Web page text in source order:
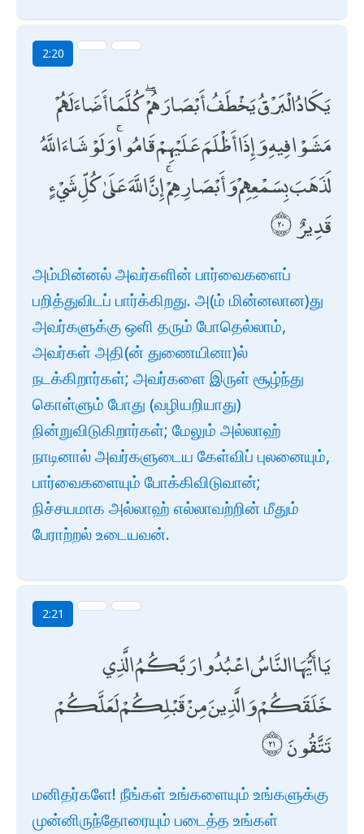
2:20
يَكَادُ الْبَرْقُ يَخْطَفُ أَبْصَارَهُمْ ۖ كُلَّمَا أَضَاءَ لَهُمْ
مَشَوْا فِيهِ وَإِذَا أَظْلَمَ عَلَيْهِمْ قَامُوا ۚ وَلَوْ شَاءَ اللَّهُ
لَذَهَبَ بِسَمْعِهِمْ وَأَبْصَارِهِمْ ۚ إِنَّ اللَّهَ عَلَىٰ كُلِّ شَيْءٍ
قَدِيرٌ
அம்மின்னல் அவர்களின் பார்வைகளைப்
பறித்துவிடப் பார்க்கிறது. அ(ம் மின்னலான)து
அவர்களுக்கு ஒளி தரும் போதெல்லாம்,
அவர்கள் அதி(ன் துணையினா)ல்
நடக்கிறார்கள்; அவர்களை இருள் சூழ்ந்து
கொள்ளும் போது (வழியறியாது)
நின்றுவிடுகிறார்கள்; மேலும் அல்லாஹ்
நாடினால் அவர்களுடைய கேள்விப் புலனையும்,
பார்வைகளையும் போக்கிவிடுவான்;
நிச்சயமாக அல்லாஹ் எல்லாவற்றின் மீதும்
பேராற்றல் உடையவன்.
2:21
يَا أَيُّهَا النَّاسُ اعْبُدُوا رَبَّكُمُ الَّذِي
خَلَقَكُمْ وَالَّذِينَ مِنْ قَبْلِكُمْ لَعَلَّكُمْ
تَتَّقُونَ
மனிதர்களே! நீங்கள் உங்களையும் உங்களுக்கு
முன்னிருந்தோரையும் படைத்த உங்கள்